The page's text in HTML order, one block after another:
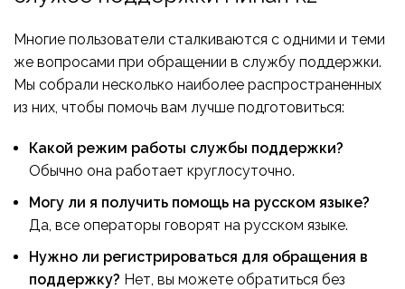
Многие пользователи сталкиваются с одними и теми
же вопросами при обращении в службу поддержки.
Мы собрали несколько наиболее распространенных
из них, чтобы помочь вам лучше подготовиться:
Какой режим работы службы поддержки?
Обычно она работает круглосуточно.
Могу ли я получить помощь на русском языке?
Да, все операторы говорят на русском языке.
Нужно ли регистрироваться для обращения в
поддержку? Нет, вы можете обратиться без